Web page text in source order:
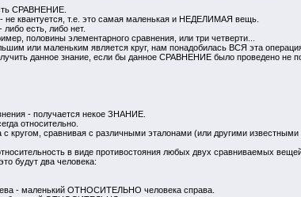
СРАВНЕНИЕ.
не квантуется, т.е. это самая маленькая и НЕДЕЛИМАЯ вещь.
есть, либо нет.
половины элементарного сравнения, или три четверти...
или маленьким является круг, нам понадобилась ВСЯ эта
данное знание, если бы данное СРАВНЕНИЕ было проведено не
- получается некое ЗНАНИЕ.
относительно.
с кругом, сравнивая с различными эталонами (или другими
в виде противостояния любых двух сравниваемых
будут два человека:
- маленький ОТНОСИТЕЛЬНО человека справа.